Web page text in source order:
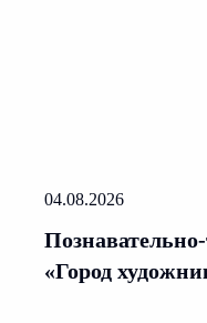
04.08.2026
«Город